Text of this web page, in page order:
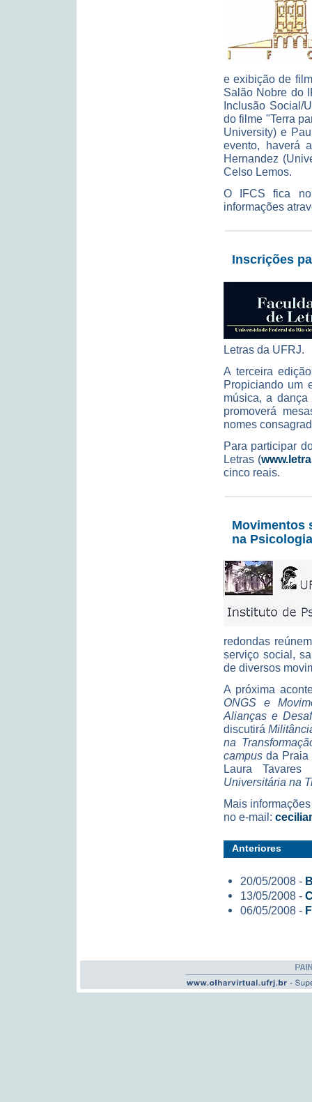
e exibição de
Salão Nobre do
Inclusão Social/
do filme "Terra
University) e
evento, haverá
Hernandez
Celso Lemos.
O IFCS fica
informações
Inscrições
Letras da UFRJ.
A terceira
Propiciando um
música, a
promoverá
nomes
Para participar
Letras (
cinco reais.
Movimentos
na Psicologia
redondas
serviço social,
de diversos
A próxima
ONGS e
Alianças e
discutirá
na
campus da Praia
Laura
Universitária na
Mais
no e-mail:
Anteriores
20/05/2008 -
13/05/2008 -
06/05/2008 -